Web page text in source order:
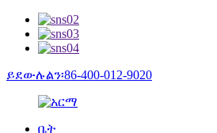
ይደውሉልን፡86-400-012-9020
ቤት